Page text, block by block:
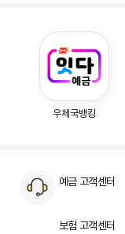
우체국뱅킹
예금 고객센터
보험 고객센터